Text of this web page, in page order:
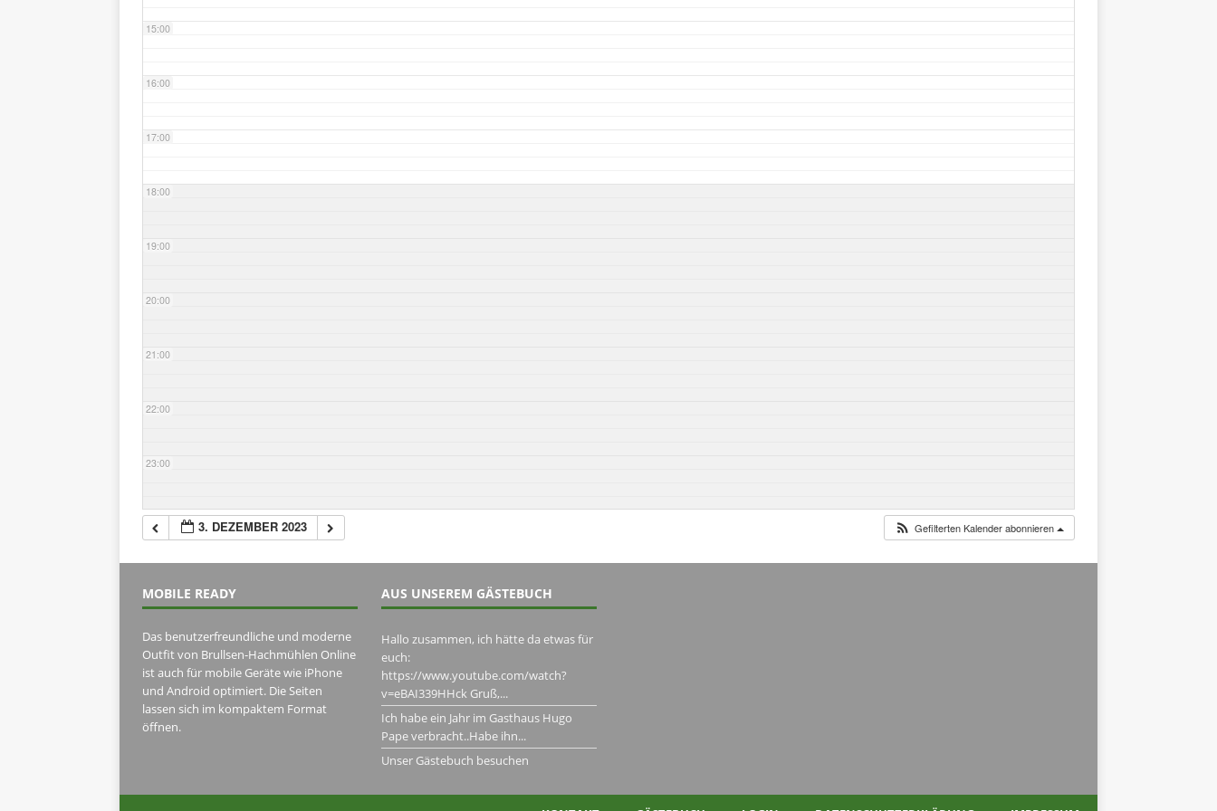
15:00
16:00
17:00
18:00
19:00
20:00
21:00
22:00
23:00
3. DEZEMBER 2023 Gefilterten Kalender abonnieren
MOBILE READY
Das benutzerfreundliche und moderne
Outfit von Brullsen-Hachmühlen Online
ist auch für mobile Geräte wie iPhone
und Android optimiert. Die Seiten
lassen sich im kompaktem Format
öffnen.
AUS UNSEREM GÄSTEBUCH
Hallo zusammen, ich hätte da etwas für
euch:
https://www.youtube.com/watch?
v=eBAI339HHck Gruß,...
Ich habe ein Jahr im Gasthaus Hugo
Pape verbracht..Habe ihn...
Unser Gästebuch besuchen